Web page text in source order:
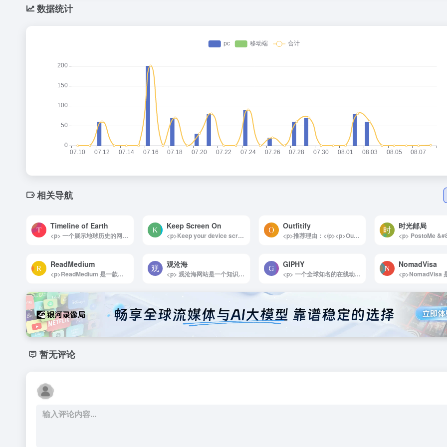
数据统计
相关导航
Timeline of Earth
<p> 一个展示地球历史的网站，它通过丰富的图文和多媒体内容详细介绍了地球各个重要阶段的历史。这个网站不仅涵盖了恐龙时代、历史时期以及文明发展等关键时期，还提供了直观易懂的图标来帮助用户理解地球从无到有的演化过程。 </p>
Keep Screen On
<p>Keep your device screen always on with a simple click. Say goodbye to interruptions caused by screen timeouts. Keep Screen On offers an easy solution to keep your device alert, ensuring uninterrupted usage while reading, watching, or multitasking. Experience a hassle-free browsing experience with our convenient tool. Keep your screen on and your device engaged with Keep Screen On &#8211; the perfect companion for extended screen time.</p><p>将您的设备屏幕保持常亮，只需简单点击即可。告别屏幕超时造成的中断。Keep Screen On 提供了一种简单的解决方案，让您的设备始终保持警觉，确保在阅读、观看或多任务操作时不会中断。通过我们的便捷工具，体验无忧的浏览体验。使用 Keep Screen On，让您的屏幕保持开启，让设备始终保持活跃——这是延长屏幕使用时间的完美伴侣。</p><img decoding="async" data-src="//www.40000.net/wp-content/uploads/2024/12/20241215075912-675e8c5071065.png" src="https://www.40000.net/wp-content/themes/onenav/images/t.png" alt="Keep Screen On">
Outfitify
<p>推荐理由：</p><p>Outfitify是一款便捷的AI穿搭评估工具，为用户提供全面、即时的穿搭建议。无需注册，即可通过上传穿搭照片获得评分，AI会根据时尚趋势和搭配原则给出详细的分析和优化建议。无论是日常穿搭还是重要场合，Outfitify都能帮助用户轻松找到最适合的搭配风格，提升个人形象，是一款时尚爱好者的必备工具。</p><img decoding="async" data-src="//www.40000.net/wp-content/uploads/2024/12/20241215075613-675e8b9db14da.jpg" src="https://www.40000.net/wp-content/themes/onenav/images/t.png" alt="Outfitify"><p>详细介绍：</p><p>Outfitify 是一款完全免费的在线AI穿搭评估平台，致力于帮助用户改善和提升个人穿衣风格。用户只需上传自己的穿搭照片，AI系统就会进行详细的评分和分析，提供客观、细致的评估。除了评分，Outfitify还提供针对不同风格、场合的搭配建议，展示更适合的示例，帮助用户找到符合自身特点的穿衣风格。平台的核心算法基于时尚美学与流行趋势的融合，使建议既实用又富有时尚感。</p><p>Outfitify不仅适用于日常穿搭的优化，也适合用于特定场合的形象提升。用户可以从这款工具中获取切合潮流的时尚建议，迅速提高自己的穿搭品位，而免注册的设计使得体验更加便捷。对于任何想要提升个人时尚感的用户来说，Outfitify都是一个值得尝试的选择。</p><img decoding="async" data-src="//www.40000.net/wp-content/uploads/2024/12/20241215075616-675e8ba00779b.webp" src="https://www.40000.net/wp-content/themes/onenav/images/t.png" alt="Outfitify">
时光邮局
ReadMedium
<p>ReadMedium 是一款专为阅读爱好者打造的工具型网站，旨在免费解析 Medium 平台上的付费会员文章，让用户无需注册登录 Medium 账号，也不必订阅付费专区，就能轻松畅享优质内容。无论是想扩展知识领域，还是仅为满足阅读需求，ReadMedium 都提供了便捷的解决方案。</p><p>这款工具的使用方式简单高效，仅需几步即可实现免费阅读 Medium 会员文章：</p><p>直接解析文章链接：将目标 Medium 会员文章的链接复制到 ReadMedium 官网的输入框，点击“Go”按钮，即可解锁文章内容。<br>快速链接修改法：在 Medium 文章的网址前添加“read”一词，然后回车访问，即可直接解析并打开文章。例如，将 https://medium.com/&#8230; 改为 https://read.medium.com/&#8230;，文章内容瞬间呈现。<br>ReadMedium 的设计初衷是降低信息获取门槛，为更多人提供探索 Medium 深度内容的机会。它支持多种类型的文章解析，包括技术博客、商业案例、个人成长故事等，满足用户的多元化阅读需求。</p><p>作为一个便捷的内容访问工具，ReadMedium 特别适合那些对 Medium 内容感兴趣但暂未订阅会员的用户。它帮助用户在无额外付费的情况下，获取高质量的知识和灵感，是阅读爱好者不可多得的助力工具。</p><img decoding="async" data-src="//www.40000.net/wp-content/uploads/2024/12/20241215075354-675e8b12a5632.webp" src="https://www.40000.net/wp-content/themes/onenav/images/t.png" alt="ReadMedium">
观沧海
<p> 观沧海网站是一个知识地图制作分享平台，它将地图和文字结合，反映中国历史、军事、地理、文化等方面的知识，并向用户提供地图协作分享服务。 </p>
GIPHY
<p> 一个全球知名的在线动态GIF图片搜索引擎，被誉为GIF界的谷歌。界面非常简洁和具有功能性，顶部导航键包含了最受欢迎的几类GIF动画：表情、娱乐、体育和贴纸。 </p>
NomadVisa
暂无评论